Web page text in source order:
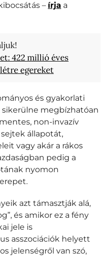
– írja a
422 millió éves
egereket
és gyakorlati
megbízhatóan
non-invazív
állapotát,
vagy akár a rákos
pedig a
nyomon
azt támasztják alá,
és amikor ez a fény
jele is
asszociációk helyett
jelenségről van szó,